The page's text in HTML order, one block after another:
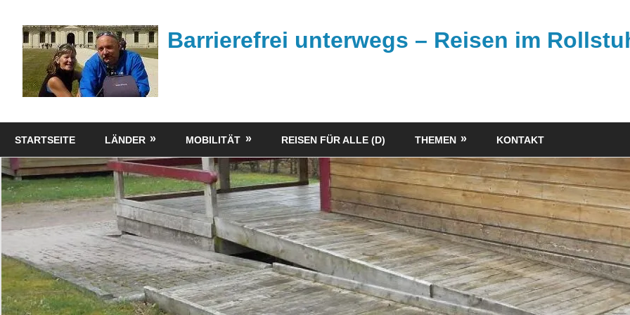
Inhalt
springen
Barrierefrei unterwegs – Reisen im
barrierefreien
Reisen
mit
dem
Rollstuhl
STARTSEITE LÄNDER MOBILITÄT REISEN FÜR ALLE (D) THEMEN KONTAKT